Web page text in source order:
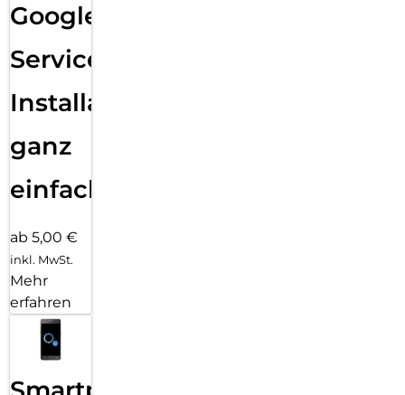
Google
Services
Installation
ganz
einfach
ab 5,00 €
inkl. MwSt.
Mehr
erfahren